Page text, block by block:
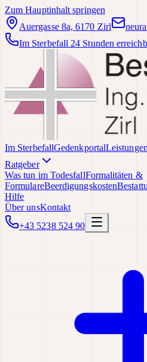
Zum Hauptinhalt springen
Auergasse 8a, 6170 Zirl
Im Sterbefall 24 Stunden
Im SterbefallGedenkportalLeistungen
Ratgeber
Was tun im TodesfallFormalitäten &
FormulareBeerdigungskosten
Hilfe
Über unsKontakt
+43 5238 524 90